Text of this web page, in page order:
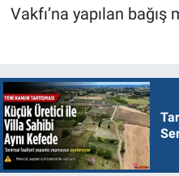
Vakfı’na yapılan